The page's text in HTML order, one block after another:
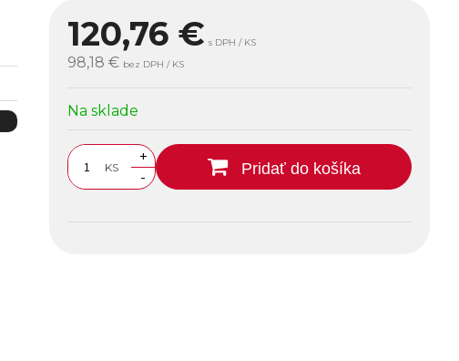
120,76 € s DPH / KS
98,18 € bez DPH / KS
Na sklade
KS
+
-
Pridať do košíka